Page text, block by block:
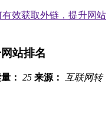
有效获取外链，提升网站
站排名
： 25 来源： 互联网转